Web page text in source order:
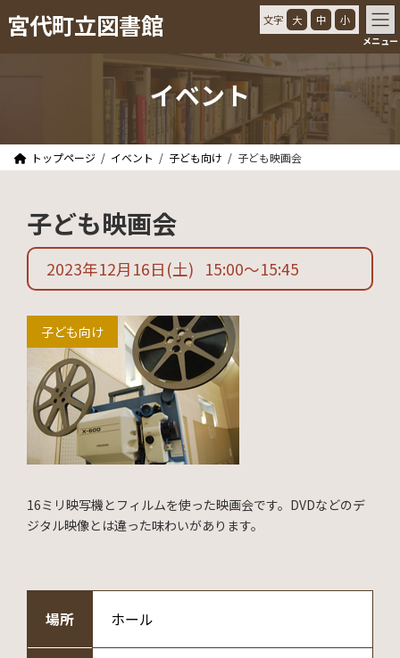
ン
プ
ビ
動
宮代町立図書館 文字 大 中 小
メニュー
イベント
トップページ イベント 子ども向け 子ども映画会
子ども映画会
2023年12月16日 (土) 15:00〜15:45
子ども向け
16ミリ映写機とフィルムを使った映画会です。DVDなどのデ
ジタル映像とは違った味わいがあります。
場所 ホール